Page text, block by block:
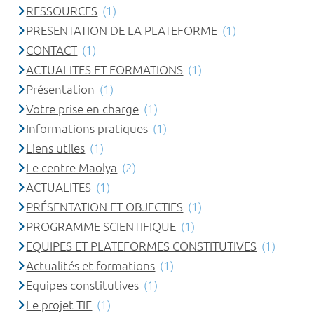
RESSOURCES (1)
PRESENTATION DE LA PLATEFORME (1)
CONTACT (1)
ACTUALITES ET FORMATIONS (1)
Présentation (1)
Votre prise en charge (1)
Informations pratiques (1)
Liens utiles (1)
Le centre Maolya (2)
ACTUALITES (1)
PRÉSENTATION ET OBJECTIFS (1)
PROGRAMME SCIENTIFIQUE (1)
EQUIPES ET PLATEFORMES CONSTITUTIVES (1)
Actualités et formations (1)
Equipes constitutives (1)
Le projet TIE (1)